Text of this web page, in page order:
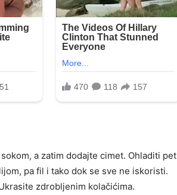
a zatim dodajte cimet. Ohladiti pet
pa fil i tako dok se sve ne iskoristi.
zdrobljenim kolačićima.